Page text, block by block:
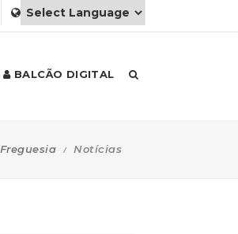
BALCÃO DIGITAL
Freguesia Notícias